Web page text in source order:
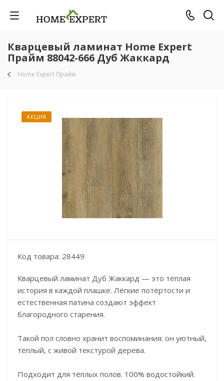
Кварцевый ламинат Home Expert
Прайм 88042-666 Дуб Жаккард
Home Expert Прайм
АКЦИЯ
Код товара: 28449
Кварцевый ламинат Дуб Жаккард — это тёплая
история в каждой плашке. Лёгкие потёртости и
естественная патина создают эффект
благородного старения.
Такой пол словно хранит воспоминания: он уютный,
тёплый, с живой текстурой дерева.
Подходит для тёплых полов. 100% водостойкий.